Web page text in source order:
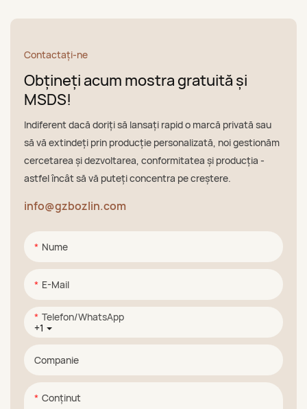
Contactaţi-ne
Obțineți acum mostra gratuită și
MSDS!
Indiferent dacă doriți să lansați rapid o marcă privată sau
să vă extindeți prin producție personalizată, noi gestionăm
cercetarea și dezvoltarea, conformitatea și producția -
astfel încât să vă puteți concentra pe creștere.
info@gzbozlin.com
Nume
E-Mail
+1
Telefon/WhatsApp
Companie
Conţinut